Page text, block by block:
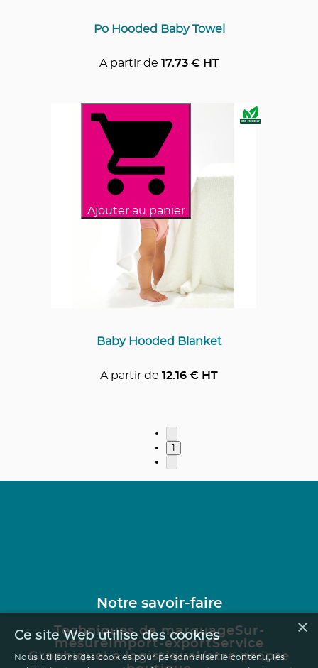
Po Hooded Baby Towel
A partir de 17.73€ HT
Ajouter au panier
Baby Hooded Blanket
A partir de 12.16 € HT
1
Notre savoir-faire
Techniques de marquageSur-
mesureImport-exportService
GraphiqueLa logistiqueVotre propre
×
Ce site Web utilise des cookies
Nous utilisons des cookies pour personnaliser le contenu, les